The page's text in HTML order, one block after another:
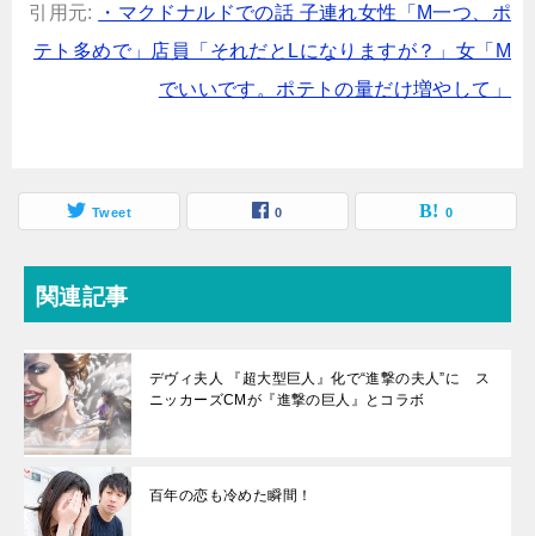
引用元:
・マクドナルドでの話 子連れ女性「M一つ、ポ
テト多めで」店員「それだとLになりますが？」女「M
でいいです。ポテトの量だけ増やして」
Tweet 0 0
関連記事
デヴィ夫人 『超大型巨人』化で“進撃の夫人”に ス
ニッカーズCMが『進撃の巨人』とコラボ
百年の恋も冷めた瞬間！